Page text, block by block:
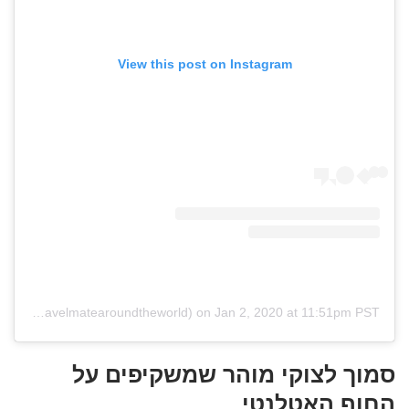
View this post on Instagram
(@travelmatearoundtheworld) on Jan 2, 2020 at 11:51pm PST
סמוך לצוקי מוהר שמשקיפים על
החוף האטלנטי